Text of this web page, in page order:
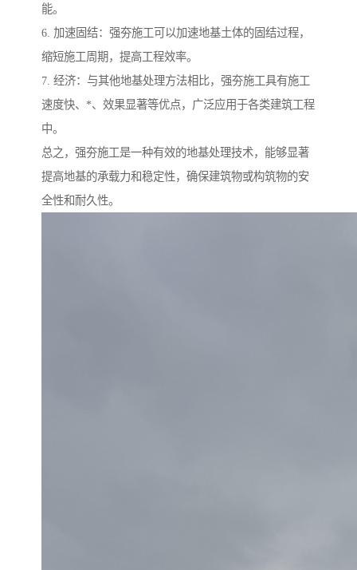
能。
6. 加速固结：强夯施工可以加速地基土体的固结过程，
缩短施工周期，提高工程效率。
7. 经济：与其他地基处理方法相比，强夯施工具有施工
速度快、*、效果显著等优点，广泛应用于各类建筑工程
中。
总之，强夯施工是一种有效的地基处理技术，能够显著
提高地基的承载力和稳定性，确保建筑物或构筑物的安
全性和耐久性。